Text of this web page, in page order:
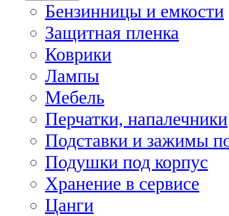
Бензинницы и емкости
Защитная пленка
Коврики
Лампы
Мебель
Перчатки, напалечники
Подставки и зажимы
Подушки под корпус
Хранение в сервисе
Цанги